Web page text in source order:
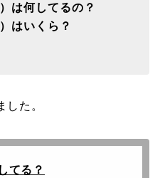
は何してるの？
はいくら？
した。
てる？